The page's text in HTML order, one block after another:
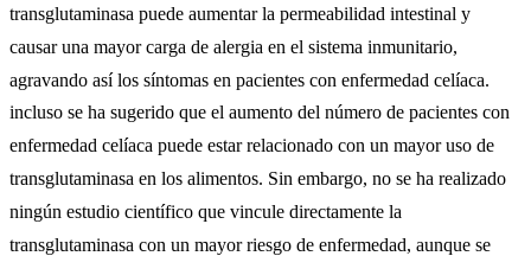
transglutaminasa puede aumentar la permeabilidad intestinal y
causar una mayor carga de alergia en el sistema inmunitario,
agravando así los síntomas en pacientes con enfermedad celíaca.
incluso se ha sugerido que el aumento del número de pacientes con
enfermedad celíaca puede estar relacionado con un mayor uso de
transglutaminasa en los alimentos. Sin embargo, no se ha realizado
ningún estudio científico que vincule directamente la
transglutaminasa con un mayor riesgo de enfermedad, aunque se